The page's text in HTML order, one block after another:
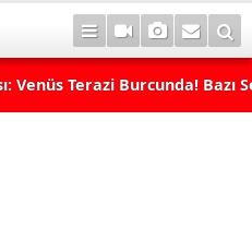
Venüs Terazi Burcunda! Bazı
Çekti: Aslan ve Balık